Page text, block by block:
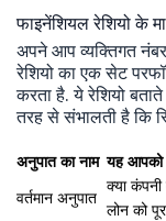
फाइनेंशियल रेशियो के
अपने आप व्यक्तिगत
रेशियो का एक सेट
करता है. ये रेशियो
तरह से संभालती है कि
अनुपात का नाम यह आपको
वर्तमान अनुपात
क्या
लोन को